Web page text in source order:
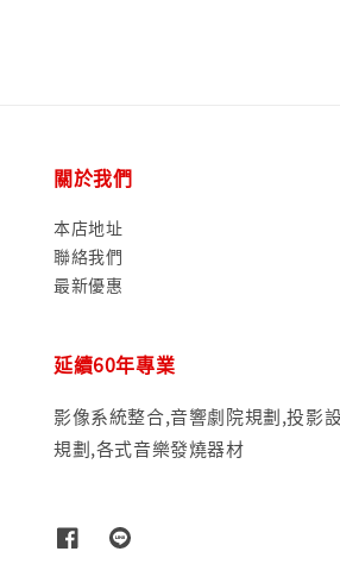
關於我們
本店地址
聯絡我們
最新優惠
延續60年專業
影像系統整合,音響劇院規劃,投影
規劃,各式音樂發燒器材